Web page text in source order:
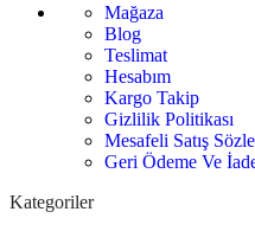
Mağaza
Blog
Teslimat
Hesabım
Kargo Takip
Gizlilik Politikası
Mesafeli Satış
Geri Ödeme Ve
Kategoriler